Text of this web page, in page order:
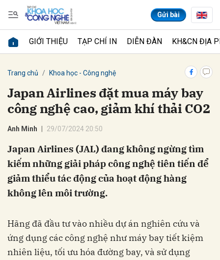
Gửi bài
GIỚI THIỆU TẠP CHÍ IN DIỄN ĐÀN KH&CN ĐỊA
Trang chủ Khoa học - Công nghệ
Japan Airlines đặt mua máy bay
công nghệ cao, giảm khí thải CO2
Anh Minh 29/07/2024 20:50
Japan Airlines (JAL) đang không ngừng tìm
kiếm những giải pháp công nghệ tiên tiến để
giảm thiểu tác động của hoạt động hàng
không lên môi trường.
Hãng đã đầu tư vào nhiều dự án nghiên cứu và
ứng dụng các công nghệ như máy bay tiết kiệm
nhiên liệu, tối ưu hóa đường bay, và sử dụng
Gửi bình luận
Hủy Gửi